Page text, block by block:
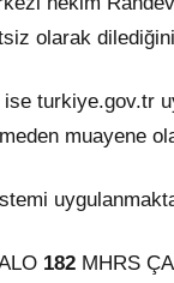
olarak
turkiye.gov.tr
muayene
182 MHRS